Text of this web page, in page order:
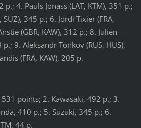
p.; 4. Pauls Jonass (LAT, KTM), 351 p.;
SUZ), 345 p.; 6. Jordi Tixier (FRA,
(GBR, KAW), 312 p.; 8. Julien
p.; 9. Aleksandr Tonkov (RUS, HUS),
(FRA, KAW), 205 p.
531 points; 2. Kawasaki, 492 p.; 3.
410 p.; 5. Suzuki, 345 p.; 6.
44 p.